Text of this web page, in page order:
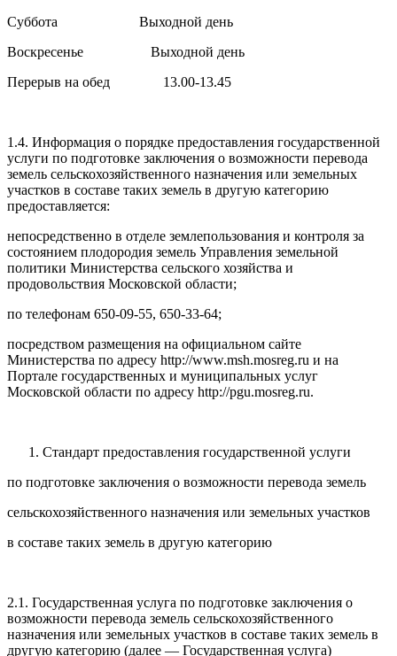
Суббота Выходной день
Воскресенье Выходной день
Перерыв на обед 13.00-13.45
1.4. Информация о порядке предоставления государственной
услуги по подготовке заключения о возможности перевода
земель сельскохозяйственного назначения или земельных
участков в составе таких земель в другую категорию
предоставляется:
непосредственно в отделе землепользования и контроля за
состоянием плодородия земель Управления земельной
политики Министерства сельского хозяйства и
продовольствия Московской области;
по телефонам 650-09-55, 650-33-64;
посредством размещения на официальном сайте
Министерства по адресу http://www.msh.mosreg.ru и на
Портале государственных и муниципальных услуг
Московской области по адресу http://pgu.mosreg.ru.
Стандарт предоставления государственной услуги
по подготовке заключения о возможности перевода земель
сельскохозяйственного назначения или земельных участков
в составе таких земель в другую категорию
2.1. Государственная услуга по подготовке заключения о
возможности перевода земель сельскохозяйственного
назначения или земельных участков в составе таких земель в
другую категорию (далее — Государственная услуга)